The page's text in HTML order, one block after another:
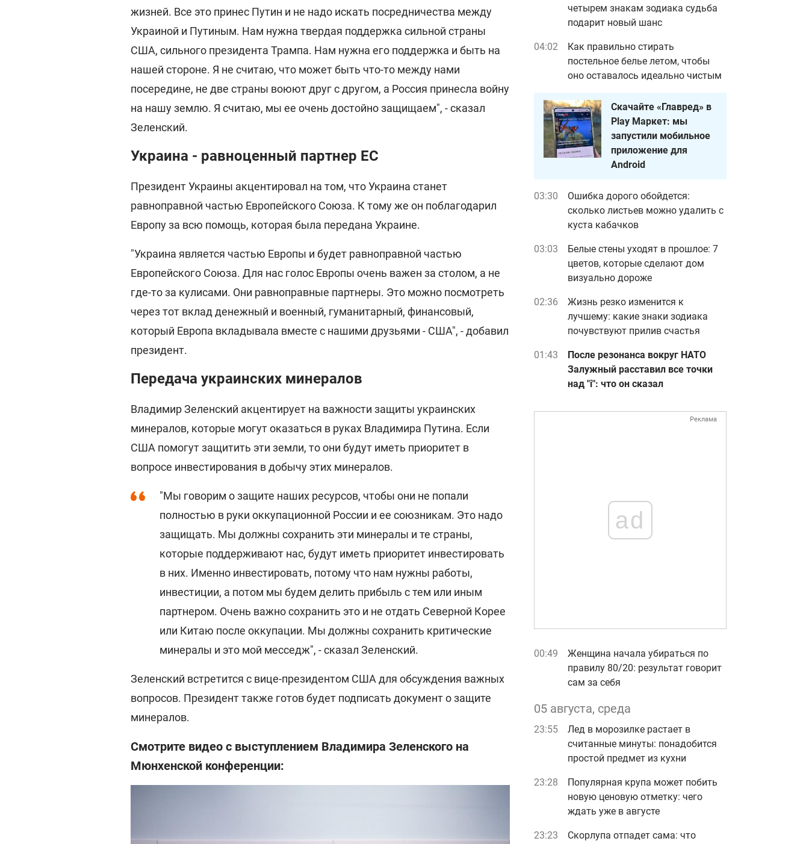
жизней. Все это принес Путин и не надо искать посредничества между
Украиной и Путиным. Нам нужна твердая поддержка сильной страны
США, сильного президента Трампа. Нам нужна его поддержка и быть на
нашей стороне. Я не считаю, что может быть что-то между нами
посередине, не две страны воюют друг с другом, а Россия принесла войну
на нашу землю. Я считаю, мы ее очень достойно защищаем", - сказал
Зеленский.
Украина - равноценный партнер ЕС
Президент Украины акцентировал на том, что Украина станет
равноправной частью Европейского Союза. К тому же он поблагодарил
Европу за всю помощь, которая была передана Украине.
"Украина является частью Европы и будет равноправной частью
Европейского Союза. Для нас голос Европы очень важен за столом, а не
где-то за кулисами. Они равноправные партнеры. Это можно посмотреть
через тот вклад денежный и военный, гуманитарный, финансовый,
который Европа вкладывала вместе с нашими друзьями - США", - добавил
президент.
Передача украинских минералов
Владимир Зеленский акцентирует на важности защиты украинских
минералов, которые могут оказаться в руках Владимира Путина. Если
США помогут защитить эти земли, то они будут иметь приоритет в
вопросе инвестирования в добычу этих минералов.
"Мы говорим о защите наших ресурсов, чтобы они не попали
полностью в руки оккупационной России и ее союзникам. Это надо
защищать. Мы должны сохранить эти минералы и те страны,
которые поддерживают нас, будут иметь приоритет инвестировать
в них. Именно инвестировать, потому что нам нужны работы,
инвестиции, а потом мы будем делить прибыль с тем или иным
партнером. Очень важно сохранить это и не отдать Северной Корее
или Китаю после оккупации. Мы должны сохранить критические
минералы и это мой месседж", - сказал Зеленский.
Зеленский встретится с вице-президентом США для обсуждения важных
вопросов. Президент также готов будет подписать документ о защите
минералов.
Смотрите видео с выступлением Владимира Зеленского на
Мюнхенской конференции:
четырем знакам зодиака судьба
подарит новый шанс
04:02
Как правильно стирать
постельное белье летом, чтобы
оно оставалось идеально чистым
Скачайте «Главред» в
Play Маркет: мы
запустили мобильное
приложение для
Android
03:30
Ошибка дорого обойдется:
сколько листьев можно удалить с
куста кабачков
03:03
Белые стены уходят в прошлое: 7
цветов, которые сделают дом
визуально дороже
02:36
Жизнь резко изменится к
лучшему: какие знаки зодиака
почувствуют прилив счастья
01:43
После резонанса вокруг НАТО
Залужный расставил все точки
над "i": что он сказал
Реклама
ad
00:49
Женщина начала убираться по
правилу 80/20: результат говорит
сам за себя
05 августа, среда
23:55
Лед в морозилке растает в
считанные минуты: понадобится
простой предмет из кухни
23:28
Популярная крупа может побить
новую ценовую отметку: чего
ждать уже в августе
23:23 Скорлупа отпадет сама: что